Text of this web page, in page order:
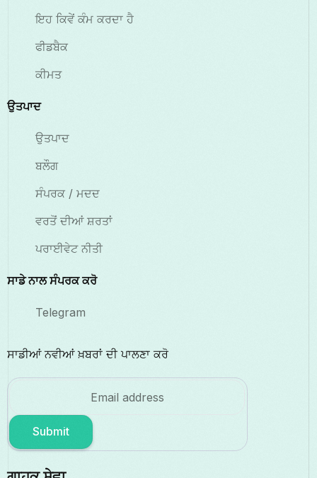
ਇਹ ਕਿਵੇਂ ਕੰਮ ਕਰਦਾ ਹੈ
ਫੀਡਬੈਕ
ਕੀਮਤ
ਉਤਪਾਦ
ਉਤਪਾਦ
ਬਲੌਗ
ਸੰਪਰਕ / ਮਦਦ
ਵਰਤੋਂ ਦੀਆਂ ਸ਼ਰਤਾਂ
ਪਰਾਈਵੇਟ ਨੀਤੀ
ਸਾਡੇ ਨਾਲ ਸੰਪਰਕ ਕਰੋ
Telegram
ਸਾਡੀਆਂ ਨਵੀਆਂ ਖ਼ਬਰਾਂ ਦੀ ਪਾਲਣਾ ਕਰੋ
Submit